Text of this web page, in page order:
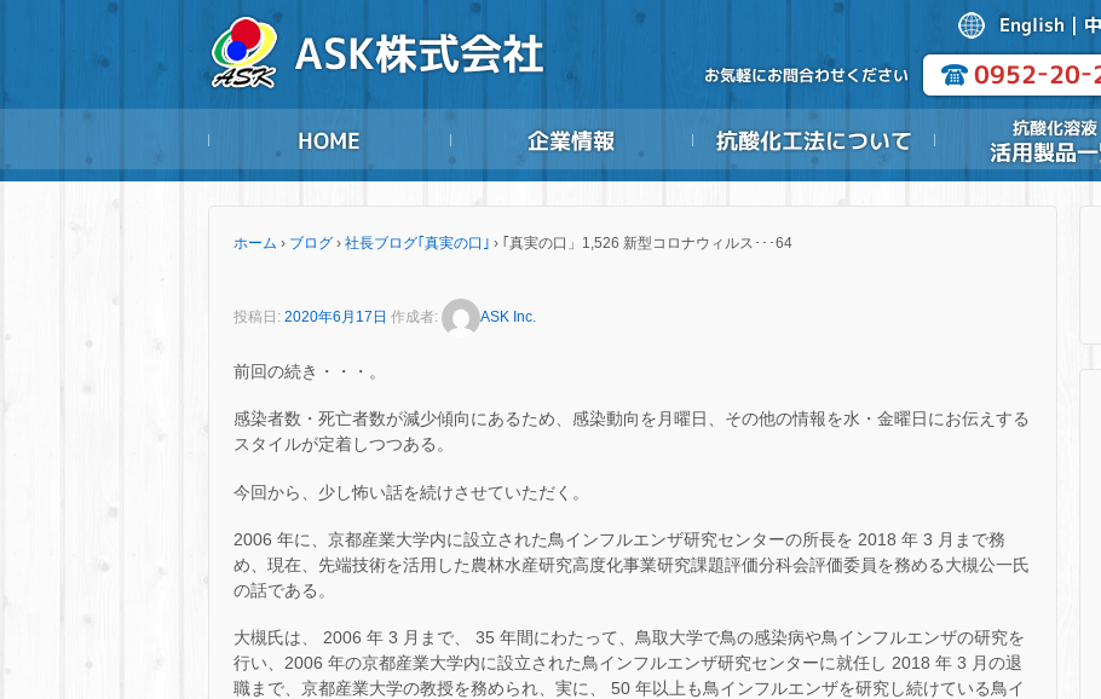
ホーム › ブログ › 社長ブログ｢真実の口｣ › ｢真実の口」1,526 新型コロナウィルス･･･64
投稿日: 2020年6月17日 作成者: ASK Inc.
前回の続き・・・。
感染者数・死亡者数が減少傾向にあるため、感染動向を月曜日、その他の情報を水・金曜日にお伝えする
スタイルが定着しつつある。
今回から、少し怖い話を続けさせていただく。
2006 年に、京都産業大学内に設立された鳥インフルエンザ研究センターの所長を 2018 年 3 月まで務
め、現在、先端技術を活用した農林水産研究高度化事業研究課題評価分科会評価委員を務める大槻公一氏
の話である。
大槻氏は、 2006 年 3 月まで、 35 年間にわたって、鳥取大学で鳥の感染病や鳥インフルエンザの研究を
行い、2006 年の京都産業大学内に設立された鳥インフルエンザ研究センターに就任し 2018 年 3 月の退
職まで、京都産業大学の教授を務められ、実に、 50 年以上も鳥インフルエンザを研究し続けている鳥イ